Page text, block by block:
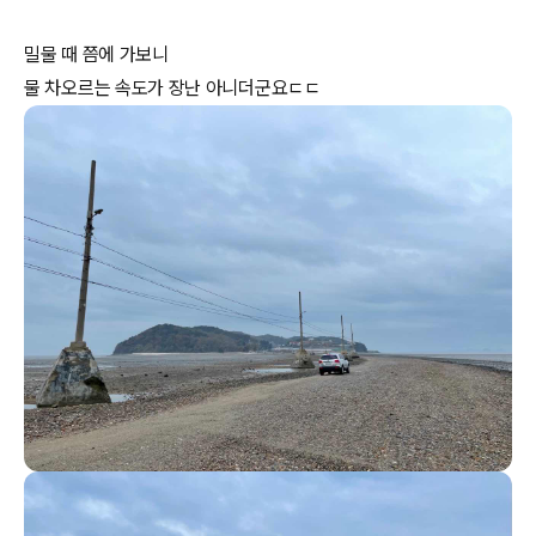
밀물 때 쯤에 가보니
물 차오르는 속도가 장난 아니더군요ㄷㄷ